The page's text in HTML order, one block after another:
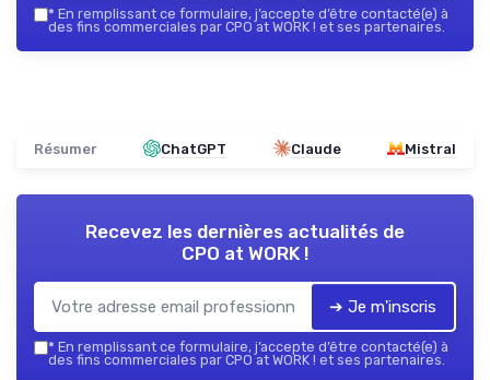
* En remplissant ce formulaire, j’accepte d’être contacté(e) à
des fins commerciales par CPO at WORK ! et ses partenaires.
Résumer ChatGPT Claude Mistral
Recevez les dernières actualités de
CPO at WORK !
➔ Je m'inscris
* En remplissant ce formulaire, j’accepte d’être contacté(e) à
des fins commerciales par CPO at WORK ! et ses partenaires.